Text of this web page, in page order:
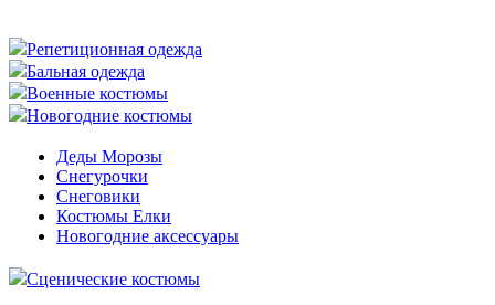
Репетиционная одежда
Бальная одежда
Военные костюмы
Новогодние костюмы
Деды Морозы
Снегурочки
Снеговики
Костюмы Елки
Новогодние аксессуары
Сценические костюмы